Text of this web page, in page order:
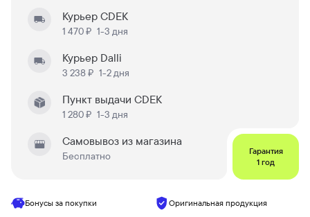
Курьер CDEK
1 470 ₽ 1-3 дня
Курьер Dalli
3 238 ₽ 1-2 дня
Пункт выдачи CDEK
1 280 ₽ 1-3 дня
Самовывоз из магазина
Бесплатно
Гарантия
1 год
Бонусы за покупки Оригинальная продукция